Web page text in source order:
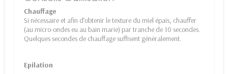
Chauffage
Si nécessaire et afin d’obtenir le texture du miel épais, chauffer
(au micro-ondes eu au bain marie) par tranche de 10 secondes.
Quelques secondes de chauffage suffisent généralement.
Epilation